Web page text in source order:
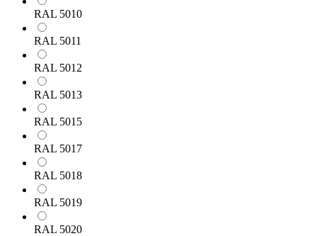
RAL 5010
RAL 5011
RAL 5012
RAL 5013
RAL 5015
RAL 5017
RAL 5018
RAL 5019
RAL 5020